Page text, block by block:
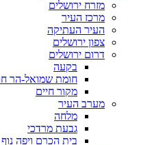
מזרח ירושלים
מרכז העיר
העיר העתיקה
צפון ירושלים
דרום ירושלים
בקעה
חומת שמואל-הר
מקור חיים
מערב העיר
מלחה
גבעת מרדכי
בית הכרם ויפה נוף